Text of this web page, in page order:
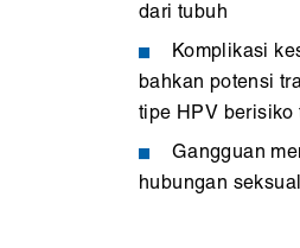
dari tubuh
Komplikasi
bahkan potensi
tipe HPV berisiko
Gangguan
hubungan seksual